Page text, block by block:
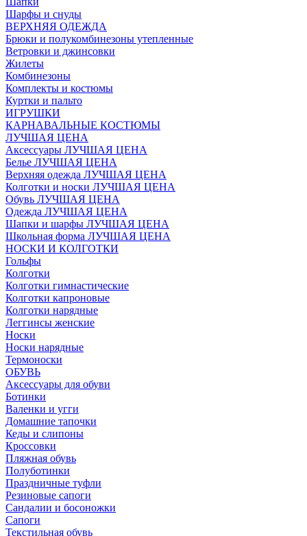
Шарфы и снуды
ВЕРХНЯЯ ОДЕЖДА
Брюки и полукомбинезоны утепленные
Ветровки и джинсовки
Жилеты
Комбинезоны
Комплекты и костюмы
Куртки и пальто
ИГРУШКИ
КАРНАВАЛЬНЫЕ КОСТЮМЫ
ЛУЧШАЯ ЦЕНА
Аксессуары ЛУЧШАЯ ЦЕНА
Белье ЛУЧШАЯ ЦЕНА
Верхняя одежда ЛУЧШАЯ ЦЕНА
Колготки и носки ЛУЧШАЯ ЦЕНА
Обувь ЛУЧШАЯ ЦЕНА
Одежда ЛУЧШАЯ ЦЕНА
Шапки и шарфы ЛУЧШАЯ ЦЕНА
Школьная форма ЛУЧШАЯ ЦЕНА
НОСКИ И КОЛГОТКИ
Гольфы
Колготки
Колготки гимнастические
Колготки капроновые
Колготки нарядные
Леггинсы женские
Носки
Носки нарядные
Термоноски
ОБУВЬ
Аксессуары для обуви
Ботинки
Валенки и угги
Домашние тапочки
Кеды и слипоны
Кроссовки
Пляжная обувь
Полуботинки
Праздничные туфли
Резиновые сапоги
Сандалии и босоножки
Сапоги
Текстильная обувь